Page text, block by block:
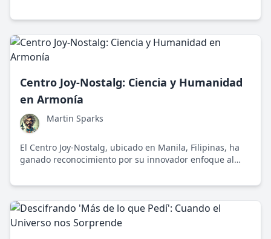
Centro Joy-Nostalg: Ciencia y Humanidad
en Armonía
Martin Sparks
El Centro Joy-Nostalg, ubicado en Manila, Filipinas, ha
ganado reconocimiento por su innovador enfoque al
del bienestar humano, demostrando su impacto en la